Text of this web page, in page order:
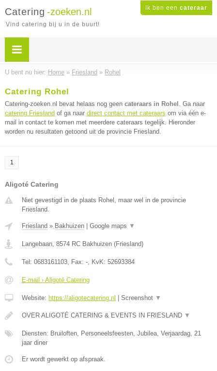
Ik ben een cateraar
Catering -zoeken.nl
Vind catering bij u in de buurt!
U bent nu hier: Home » Friesland » Rohel
Catering Rohel
Catering-zoeken.nl bevat helaas nog geen cateraars in Rohel . Ga naar
catering Friesland of ga naar direct contact met cateraars om via één e-
mail in contact te komen met meerdere cateraars tegelijk. Hieronder
worden nu resultaten getoond uit de provincie Friesland.
1
Aligoté Catering
Niet gevestigd in de plaats Rohel, maar wel in de provincie
Friesland.
Friesland » Bakhuizen Google maps ▼
Langebaan, 8574 RC Bakhuizen (Friesland)
Tel: 0683161103, Fax: -, KvK: 52693384
E-mail › Aligoté Catering
Website: https://aligotecatering.nl Screenshot ▼
OVER ALIGOTÉ CATERING & EVENTS IN FRIESLAND ▼
Diensten: Bruiloften, Personeelsfeesten, Jubilea, Verjaardag, 21
jaar diner
Er wordt gewerkt op afspraak.